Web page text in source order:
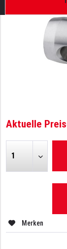
Aktuelle
Merken